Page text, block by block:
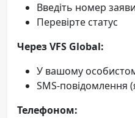
Введіть номер заяви
Перевірте статус
Через VFS Global:
У вашому
SMS-повідомлення
Телефоном: